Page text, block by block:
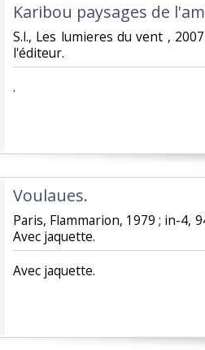
‎Karibou paysages de
‎S.l., Les lumieres du vent ,
l'éditeur.‎
‎.‎
‎Voulaues. ‎
‎Paris, Flammarion, 1979 ; in-4,
Avec jaquette.‎
‎Avec jaquette.‎